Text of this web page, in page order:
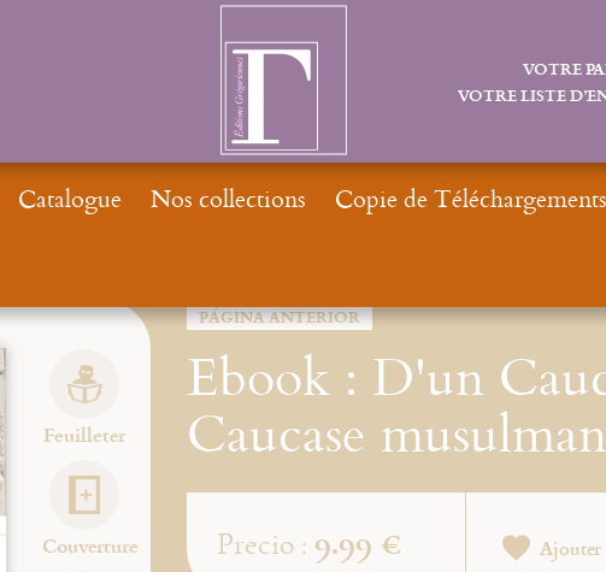
PÁGINA ANTERIOR
Ebook : D'un
Caucase musulman
Feuilleter
Couverture Precio : 9.99 € Ajouter
VOTRE
VOTRE LISTE
Catalogue Nos collections Copie de